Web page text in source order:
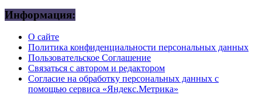
Информация:
О сайте
Политика конфиденциальности персональных данных
Пользовательское Соглашение
Связаться с автором и редактором
Согласие на обработку персональных данных с
помощью сервиса «Яндекс.Метрика»